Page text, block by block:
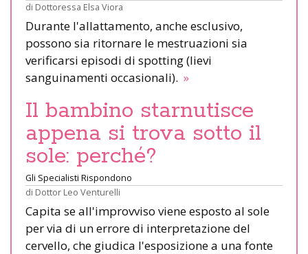
di Dottoressa Elsa Viora
Durante l'allattamento, anche esclusivo,
possono sia ritornare le mestruazioni sia
verificarsi episodi di spotting (lievi
sanguinamenti occasionali). »
Il bambino starnutisce
appena si trova sotto il
sole: perché?
Gli Specialisti Rispondono
di Dottor Leo Venturelli
Capita se all'improvviso viene esposto al sole
per via di un errore di interpretazione del
cervello, che giudica l'esposizione a una fonte